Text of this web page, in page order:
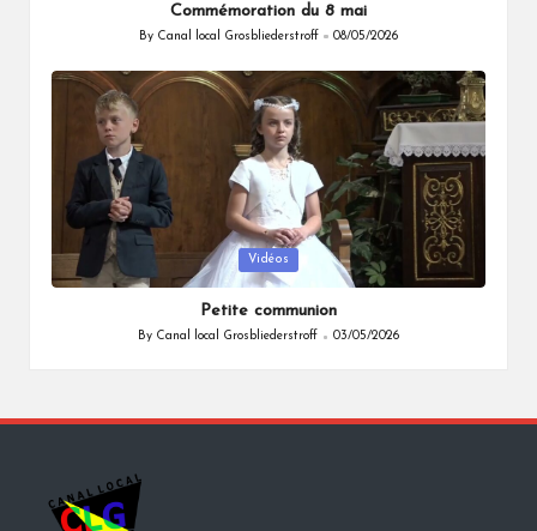
Commémoration du 8 mai
Posted
By Canal local Grosbliederstroff 08/05/2026
Posted
in
Vidéos
Petite communion
Posted
By Canal local Grosbliederstroff 03/05/2026